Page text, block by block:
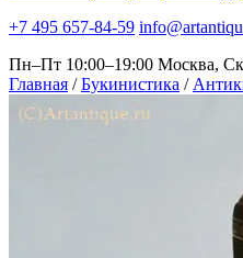
+7 495 657-84-59
Пн–Пт 10:00–19:00 Москва,
Главная / Букинистика /